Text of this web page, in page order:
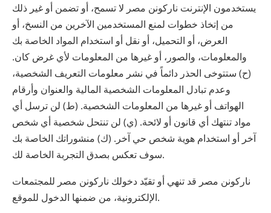
يستخدمون الإنترنت ‫ناركونن‬ ‫مصر‬ لا تسمح، أو تضمن أو غير ذلك
من إتخاذ خطوات لمنع المستخدمين الآخرين من النسخ، أو
العرض، أو التحميل، أو نقل أو استخدام المواد الخاصة بك
والمعلومات، والصور، أو غيرها من المعلومات لأي غرض كان.
(ح) ستتوخى الحذر دائماً في نشر معلومات التعريف الشخصية،
وعدم تبادل المعلومات الشخصية المالية والعنوان وأرقام
الهواتف أو غيرها من المعلومات الشخصية. (ط) لن ترسل أي
مواد تنتهك أي قانون أو لائحة. (ي) لن تنتحل شخصية أي شخص
آخر أو استخدام هوية شخص حي آخر. (ك) منشوراتك الخاصة بك
سوف تعكس بصدق التجربة الخاصة لك.
‫ناركونن‬ ‫مصر‬ قد تنهي أو تقيّد دخولك ‫ناركونن‬ ‫مصر‬ للمجتمعات
الإلكترونية، من ضمنها الدخول للموقع.